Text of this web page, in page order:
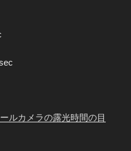
ルカメラの露光時間の目